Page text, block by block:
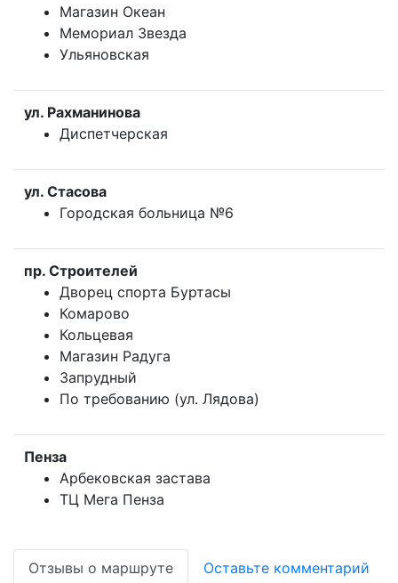
Магазин Океан
Мемориал Звезда
Ульяновская
ул. Рахманинова
Диспетчерская
ул. Стасова
Городская больница №6
пр. Строителей
Дворец спорта Буртасы
Комарово
Кольцевая
Магазин Радуга
Запрудный
По требованию (ул. Лядова)
Пенза
Арбековская застава
ТЦ Мега Пенза
Отзывы о маршруте Оставьте комментарий